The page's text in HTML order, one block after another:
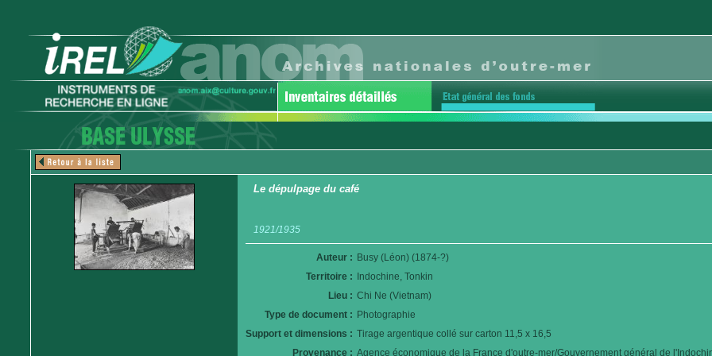
Le dépulpage du café
1921/1935
Auteur : Busy (Léon) (1874-?)
Territoire :
Indochine, Tonkin
Lieu : Chi Ne (Vietnam)
Type de document : Photographie
Support et dimensions : Tirage argentique collé sur carton 11,5 x 16,5
Provenance : Agence économique de la France d'outre-mer/Gouvernement général de